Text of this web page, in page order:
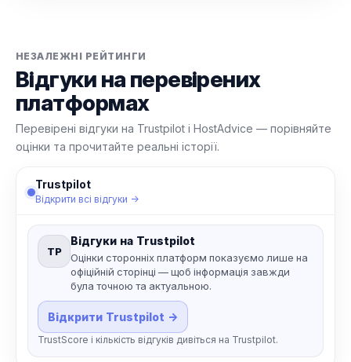
НЕЗАЛЕЖНІ РЕЙТИНГИ
Відгуки на перевірених
платформах
Перевірені відгуки на Trustpilot і HostAdvice — порівняйте
оцінки та прочитайте реальні історії.
Trustpilot
Відкрити всі відгуки →
TP
Відгуки на Trustpilot
Оцінки сторонніх платформ показуємо лише на
офіційній сторінці — щоб інформація завжди
була точною та актуальною.
Відкрити Trustpilot →
TrustScore і кількість відгуків дивіться на Trustpilot.